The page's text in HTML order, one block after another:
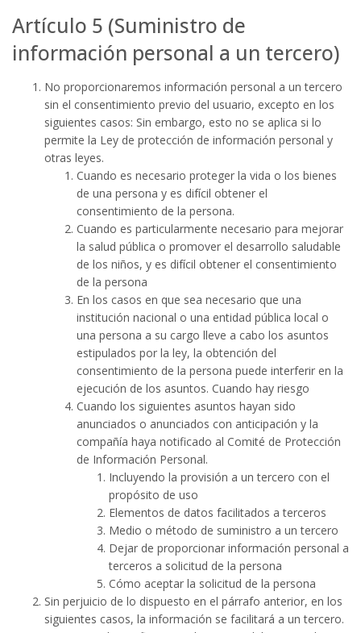
Artículo 5 (Suministro de
información personal a un tercero)
No proporcionaremos información personal a un tercero
sin el consentimiento previo del usuario, excepto en los
siguientes casos: Sin embargo, esto no se aplica si lo
permite la Ley de protección de información personal y
otras leyes.
Cuando es necesario proteger la vida o los bienes
de una persona y es difícil obtener el
consentimiento de la persona.
Cuando es particularmente necesario para mejorar
la salud pública o promover el desarrollo saludable
de los niños, y es difícil obtener el consentimiento
de la persona
En los casos en que sea necesario que una
institución nacional o una entidad pública local o
una persona a su cargo lleve a cabo los asuntos
estipulados por la ley, la obtención del
consentimiento de la persona puede interferir en la
ejecución de los asuntos. Cuando hay riesgo
Cuando los siguientes asuntos hayan sido
anunciados o anunciados con anticipación y la
compañía haya notificado al Comité de Protección
de Información Personal.
Incluyendo la provisión a un tercero con el
propósito de uso
Elementos de datos facilitados a terceros
Medio o método de suministro a un tercero
Dejar de proporcionar información personal a
terceros a solicitud de la persona
Cómo aceptar la solicitud de la persona
Sin perjuicio de lo dispuesto en el párrafo anterior, en los
siguientes casos, la información se facilitará a un tercero.